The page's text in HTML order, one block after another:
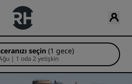
seçin (1 gece)
07 Ağu - 08 Ağu | 1 oda 2 yetişkin